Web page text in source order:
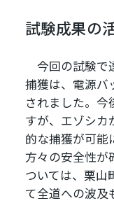
試験成果の
今回の試験で
捕獲は、電源バ
されました。今
すが、エゾシカ
的な捕獲が可能
方々の安全性が
ついては、栗山
て全道への波及